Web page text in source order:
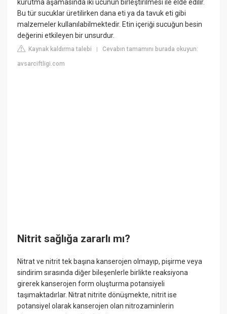
kurutma aşamasında iki ucunun birleştirilmesi ile elde edilir.
Bu tür sucuklar üretilirken dana eti ya da tavuk eti gibi
malzemeler kullanılabilmektedir. Etin içeriği sucuğun besin
değerini etkileyen bir unsurdur.
Kaynak kaldırma talebi |Cevabın tamamını burada okuyun:
avsarciftligi.com
Nitrit sağlığa zararlı mı?
Nitrat ve nitrit tek başına kanserojen olmayıp, pişirme veya
sindirim sırasında diğer bileşenlerle birlikte reaksiyona
girerek kanserojen form oluşturma potansiyeli
taşımaktadırlar. Nitrat nitrite dönüşmekte, nitrit ise
potansiyel olarak kanserojen olan nitrozaminlerin